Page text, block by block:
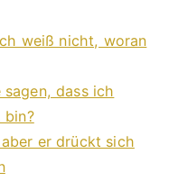
weiß nicht, woran
dass ich
bin?
er drückt sich